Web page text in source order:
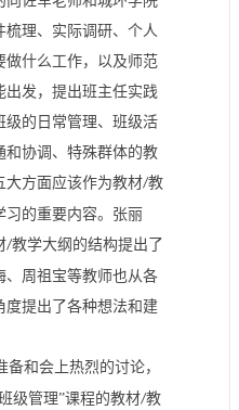
梳理、实际调研、个人
做什么工作，以及师范
出发，提出班主任实践
级的日常管理、班级活
和协调、特殊群体的教
大方面应该作为教材/教
习的重要内容。张丽
/教学大纲的结构提出了
、周祖宝等教师也从各
度提出了各种想法和建
和会上热烈的讨论，
级管理”课程的教材/教